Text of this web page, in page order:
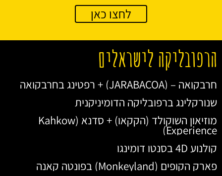
לחצו כאן
הרפובליקה לישראלים
חרבקואה – (JARABACOA) + רפטינג בחרבקואה
שנורקלינג ברפובליקה הדומיניקנית
מוזיאון השוקולד (הקקאו) + סדנא (Kahkow
Experience)
קולנוע 4D בסנטו דומינגו
פארק הקופים (Monkeyland) בפונטה קאנה